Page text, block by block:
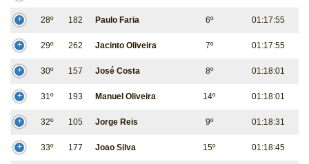
28º 182 Paulo Faria 6º 01:17:55
29º 262 Jacinto Oliveira 7º 01:17:55
30º 157 José Costa 8º 01:18:01
31º 193 Manuel Oliveira 14º 01:18:01
32º 105 Jorge Reis 9º 01:18:31
33º 177 Joao Silva 15º 01:18:45